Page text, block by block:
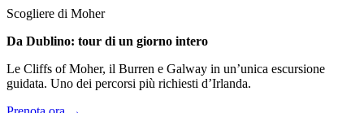
Scogliere di Moher
Da Dublino: tour di un giorno intero
Le Cliffs of Moher, il Burren e Galway in un’unica escursione
guidata. Uno dei percorsi più richiesti d’Irlanda.